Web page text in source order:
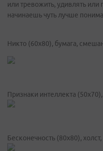
или тревожить, удивлять или
начинаешь чуть лучше
Никто (60х80), бумага,
Признаки интеллекта (50х70),
Бесконечность (80х80),